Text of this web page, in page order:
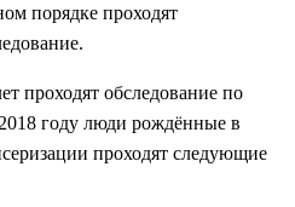
порядке проходят
проходят обследование по
году люди рождённые в
проходят следующие